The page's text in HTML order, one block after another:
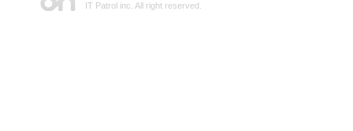
IT Patrol inc. All right reserved.